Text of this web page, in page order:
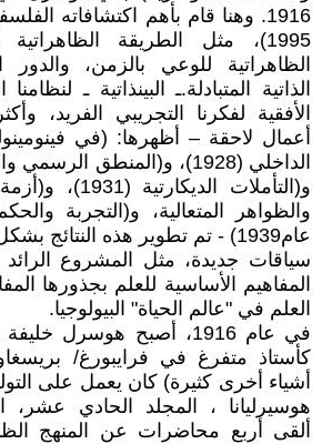
1916. وهنا قام بأهم اكتشافاته
1995)، مثل الطريقة الظاهراتية
الظاهراتية للوعي بالزمن،
الذاتية المتبادلة.ـ البينذاتية ـ
الأفقية لفكرنا التجريبي الفريد،
أعمال لاحقة – أظهرها: (في
و(التأملات
والظواهر المتعالية، و(التجربة
عام1939) - تم تطوير هذه النتائج
سياقات جديدة، مثل المشروع
المفاهيم الأساسية للعلم بجذورها
العلم في "عالم الحياة" البيولوجيا.
في عام 1916، أصبح هوسرل
كأستاذ متفرغ في فرايبورغ/
أشياء أخرى كثيرة) كان يعمل على
هوسيرليانا ، المجلد الحادي عشر،
ألقى أربع محاضرات عن المنهج